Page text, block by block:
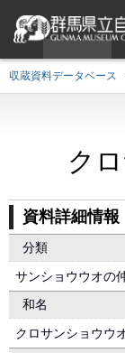
収蔵資料データベース
ク
資料詳細情報
分類
サンショウウオの
和名
クロサンショウウ